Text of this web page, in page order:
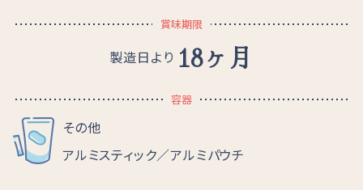
賞味期限
製造日より 18ヶ月
容器
その他
アルミスティック／アルミパウチ